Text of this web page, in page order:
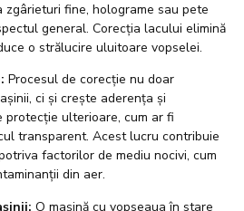
fine, holograme sau pete
general. Corecția lacului elimină
o strălucire uluitoare vopselei.
Procesul de corecție nu doar
ci și crește aderența și
ulterioare, cum ar fi
transparent. Acest lucru contribuie
factorilor de mediu nocivi, cum
din aer.
O mașină cu vopseaua în stare